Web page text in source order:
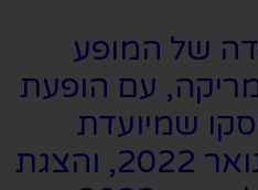
של המופע
עם הופעת
שמיועדת
להתחיל ב-11 בינואר 2022, והצגת